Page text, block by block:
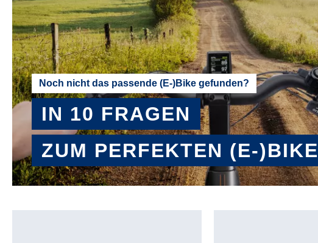
Noch nicht das passende (E-)Bike gefunden?
IN 10 FRAGEN
ZUM PERFEKTEN (E-)BIKE
BERATER STARTEN